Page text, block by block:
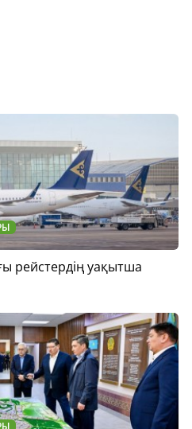
рейстердің уақытша